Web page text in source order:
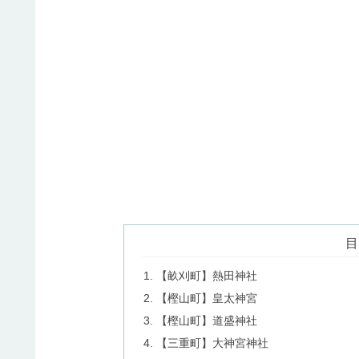
【畝刈町】熱田神社
【樫山町】皇太神宮
【樫山町】道盛神社
【三重町】大神宮神社